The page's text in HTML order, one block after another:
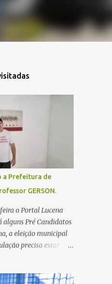
a Prefeitura de
GERSON.
o Portal Lucena
Pré Candidatos
a eleição municipal
precisa estar
junções para manter